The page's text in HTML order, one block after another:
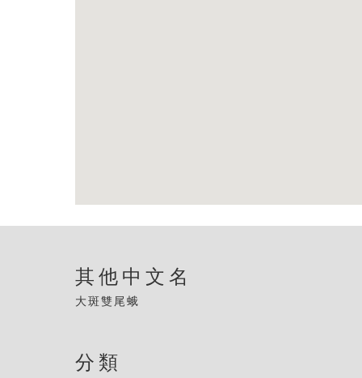
其他中文名
大斑雙尾蛾
分類